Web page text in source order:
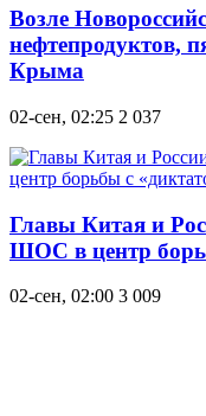
Возле
нефтепродуктов,
Крыма
02-сен, 02:25 2 037
Главы Китая и
ШОС в центр
02-сен, 02:00 3 009